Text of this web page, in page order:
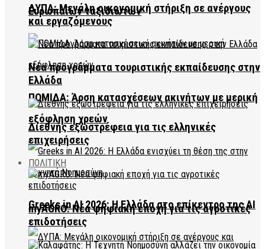
Ευρωπαίων ταξιδιωτών
ΠΟΜΙΔΑ: Άρση κατασχέσεων ακινήτων με μερική
εξόφληση χρεών
Greeks in AI 2026: Η Ελλάδα στο επίκεντρο της AI
ΔΥΠΑ: Μεγάλη οικονομική στήριξη σε ανέργους
και εργαζόμενους
Νέα προγράμματα τουριστικής εκπαίδευσης στην
Ελλάδα
Διεθνής εξωστρέφεια για τις ελληνικές
επιχειρήσεις
ΠΟΛΙΤΙΚΗ
myAGRO: Νέα ψηφιακή εποχή για τις αγροτικές
επιδοτήσεις